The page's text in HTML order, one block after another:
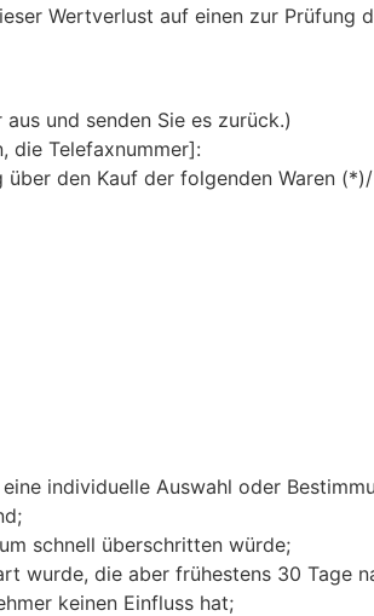
Wertverlust auf einen zur Prüfung
und senden Sie es zurück.)
die Telefaxnummer]:
den Kauf der folgenden Waren
individuelle Auswahl oder
schnell überschritten würde;
wurde, die aber frühestens 30 Tage
keinen Einfluss hat;